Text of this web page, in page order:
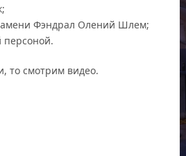
Фэндрал Олений Шлем;
персоной.
то смотрим видео.